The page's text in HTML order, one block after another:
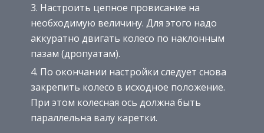
Настроить цепное провисание на
необходимую величину. Для этого надо
аккуратно двигать колесо по наклонным
пазам (дропуатам).
По окончании настройки следует снова
закрепить колесо в исходное положение.
При этом колесная ось должна быть
параллельна валу каретки.